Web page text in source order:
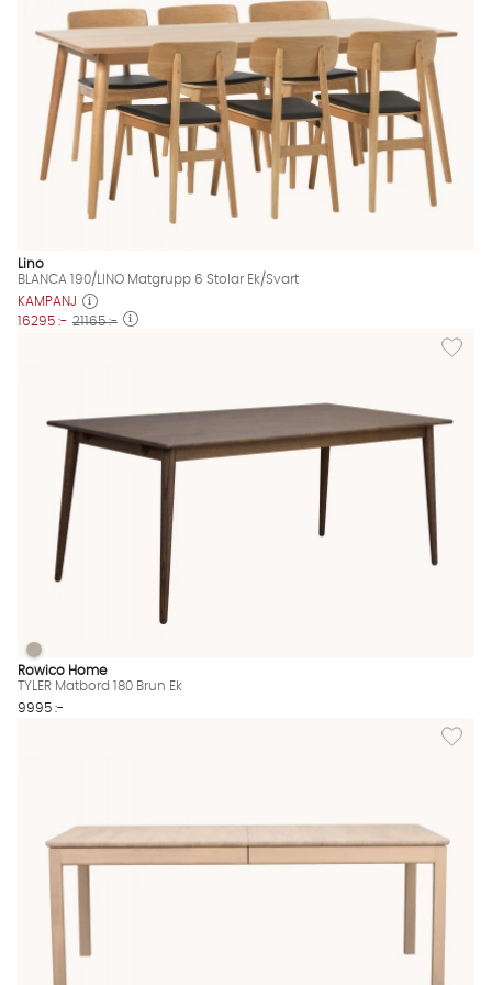
Lino
BLANCA 190/LINO Matgrupp 6 Stolar Ek/Svart
KAMPANJ
16295 :- 21165 :-
Lägg
TYLER Matbord 180 Brun Ek Finns även i dessa färger:
TYLER Matbord 180 Brun Ek
Rowico Home
TYLER Matbord 180 Brun Ek
9995 :-
Lägg